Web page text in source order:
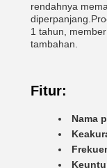
rendahnya
1 tahun,
tambahan.
Fitur:
Nama